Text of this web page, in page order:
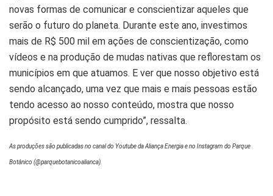
novas formas de comunicar e conscientizar aqueles que
serão o futuro do planeta. Durante este ano, investimos
mais de R$ 500 mil em ações de conscientização, como
vídeos e na produção de mudas nativas que reflorestam os
municípios em que atuamos. E ver que nosso objetivo está
sendo alcançado, uma vez que mais e mais pessoas estão
tendo acesso ao nosso conteúdo, mostra que nosso
propósito está sendo cumprido”, ressalta.
As produções são publicadas no canal do Youtube da Aliança Energia e no Instagram do Parque
Botânico (@parquebotanicoalianca).